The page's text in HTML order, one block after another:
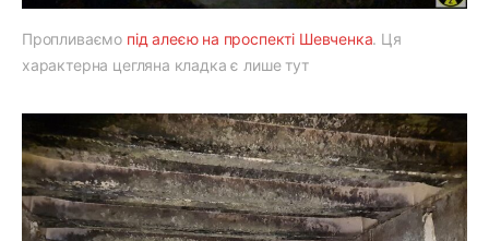
Пропливаємо під алеєю на проспекті Шевченка. Ця
характерна цегляна кладка є лише тут